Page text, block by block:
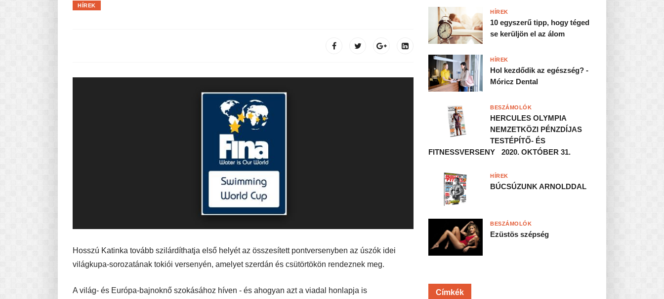
HÍREK
Hosszú Katinka tovább szilárdíthatja első helyét az összesített pontversenyben az úszók idei
világkupa-sorozatának tokiói versenyén, amelyet szerdán és csütörtökön rendeznek meg.
A világ- és Európa-bajnoknő szokásához híven - és ahogyan azt a viadal honlapja is
10 egyszerű tipp, hogy téged
se kerüljön el az álom
HÍREK
Hol kezdődik az egészség? -
Móricz Dental
HÍREK
HERCULES OLYMPIA
NEMZETKÖZI PÉNZDÍJAS
TESTÉPÍTŐ- ÉS
FITNESSVERSENY 2020. OKTÓBER 31.
BESZÁMOLÓK
BÚCSÚZUNK ARNOLDDAL
HÍREK
Ezüstös szépség
BESZÁMOLÓK
Címkék